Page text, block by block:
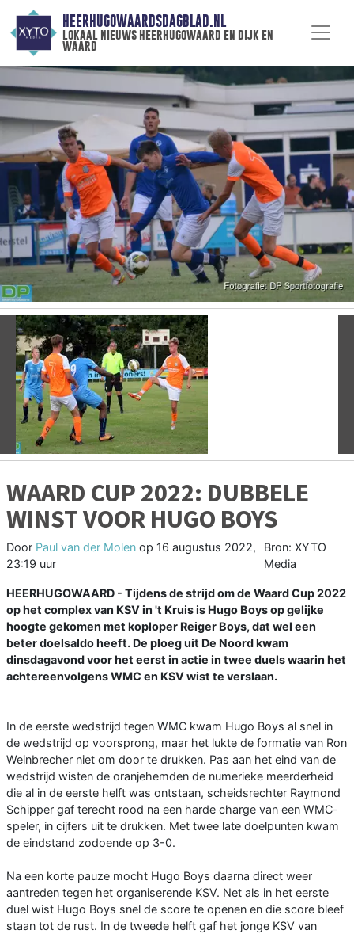
HEERHUGOWAARDSDAGBLAD.NL
lokaal nieuws heerhugowaard en dijk en
waard
Vorige
WAARD CUP 2022: DUBBELE
WINST VOOR HUGO BOYS
Door Paul van der Molen op 16 augustus 2022,
23:19 uur
Bron: XYTO
Media
HEERHUGOWAARD - Tijdens de strijd om de Waard Cup 2022
op het complex van KSV in 't Kruis is Hugo Boys op gelijke
hoogte gekomen met koploper Reiger Boys, dat wel een
beter doelsaldo heeft. De ploeg uit De Noord kwam
dinsdagavond voor het eerst in actie in twee duels waarin het
achtereenvolgens WMC en KSV wist te verslaan.
In de eerste wedstrijd tegen WMC kwam Hugo Boys al snel in
de wedstrijd op voorsprong, maar het lukte de formatie van Ron
Weinbrecher niet om door te drukken. Pas aan het eind van de
wedstrijd wisten de oranjehemden de numerieke meerderheid
die al in de eerste helft was ontstaan, scheidsrechter Raymond
Schipper gaf terecht rood na een harde charge van een WMC-
speler, in cijfers uit te drukken. Met twee late doelpunten kwam
de eindstand zodoende op 3-0.
Na een korte pauze mocht Hugo Boys daarna direct weer
aantreden tegen het organiserende KSV. Net als in het eerste
duel wist Hugo Boys snel de score te openen en die score bleef
staan tot de rust. In de tweede helft gaf het jonge KSV van